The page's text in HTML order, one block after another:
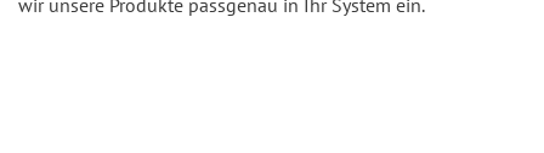
wir unsere Produkte passgenau in Ihr System ein.